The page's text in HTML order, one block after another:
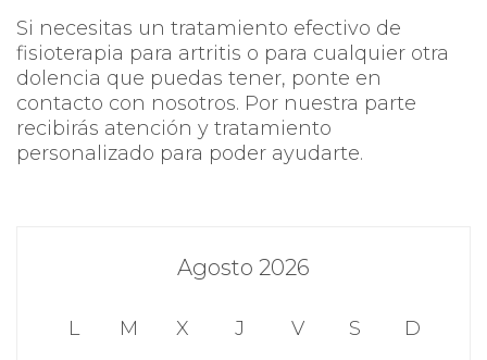
Si necesitas un tratamiento efectivo de
fisioterapia para artritis o para cualquier otra
dolencia que puedas tener, ponte en
contacto con nosotros. Por nuestra parte
recibirás atención y tratamiento
personalizado para poder ayudarte.
Agosto 2026
L M X J V S
D